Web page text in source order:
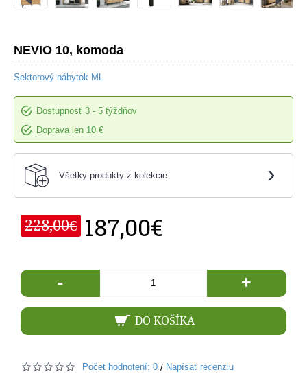
NEVIO 10, komoda
Sektorový nábytok ML
Dostupnosť 3 - 5 týždňov
Doprava len 10 €
Všetky produkty z kolekcie ›
228,00€ 187,00€
- +
DO KOŠÍKA
Počet hodnotení: 0 / Napísať recenziu